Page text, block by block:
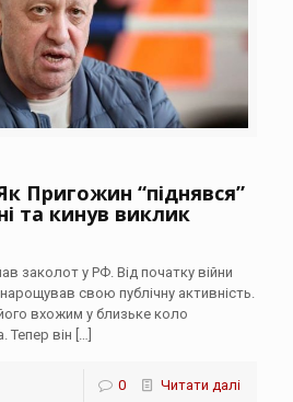
Пригожин “піднявся”
та кинув виклик
заколот у РФ. Від початку війни
нарощував свою публічну активність.
вхожим у близьке коло
Тепер він […]
0 Читати далі